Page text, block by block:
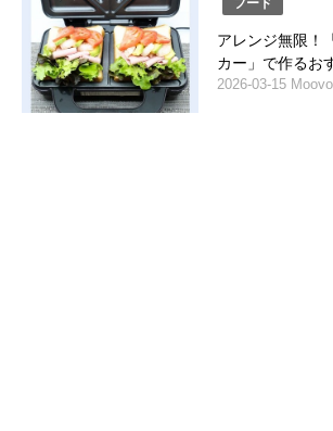
アレンジ無限！
カー」で作るお
2026-03-15